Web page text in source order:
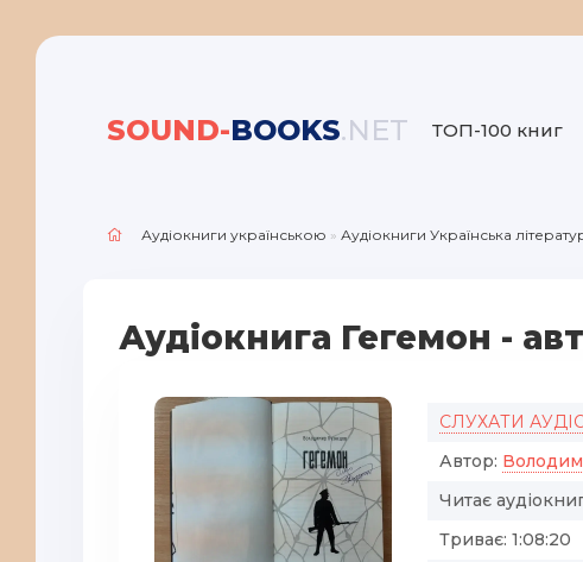
SOUND-BOOKS.NET ТОП-100 книг
Аудіокниги українською » Аудіокниги Українська
Аудіокнига Гегемон -
СЛУХАТИ
Автор:
Читає
Триває: 1:08:20